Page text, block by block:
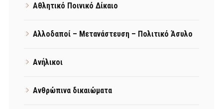
Αθλητικό Ποινικό Δίκαιο
Αλλοδαποί – Μετανάστευση – Πολιτικό Άσυλο
Ανήλικοι
Ανθρώπινα δικαιώματα